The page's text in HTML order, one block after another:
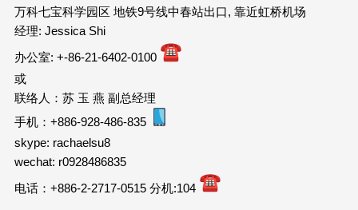
万科七宝科学园区 地铁9号线中春站出口, 靠近虹桥机场
经理: Jessica Shi
办公室: +-86-21-6402-0100
或
联络人：苏 玉 燕 副总经理
手机：+886-928-486-835
skype: rachaelsu8
wechat: r0928486835
电话：+886-2-2717-0515 分机:104